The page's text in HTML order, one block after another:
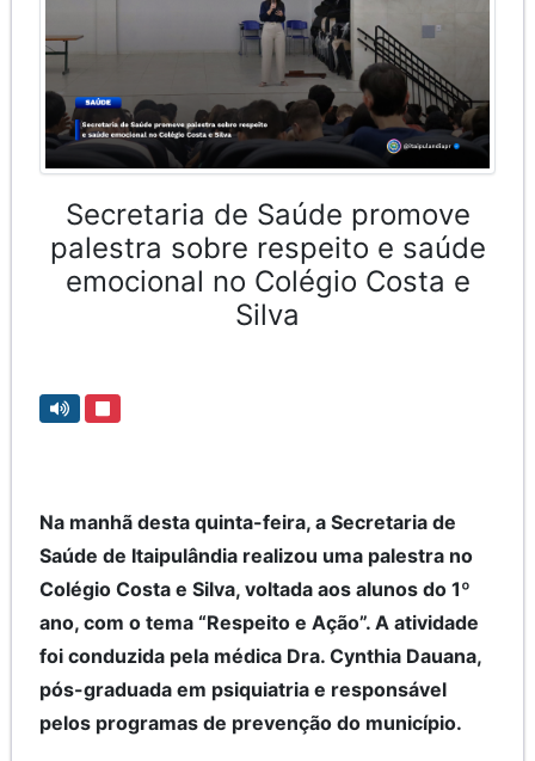
Secretaria de Saúde promove
palestra sobre respeito e saúde
emocional no Colégio Costa e
Silva
Na manhã desta quinta-feira, a Secretaria de
Saúde de Itaipulândia realizou uma palestra no
Colégio Costa e Silva, voltada aos alunos do 1º
ano, com o tema “Respeito e Ação”. A atividade
foi conduzida pela médica Dra. Cynthia Dauana,
pós-graduada em psiquiatria e responsável
pelos programas de prevenção do município.